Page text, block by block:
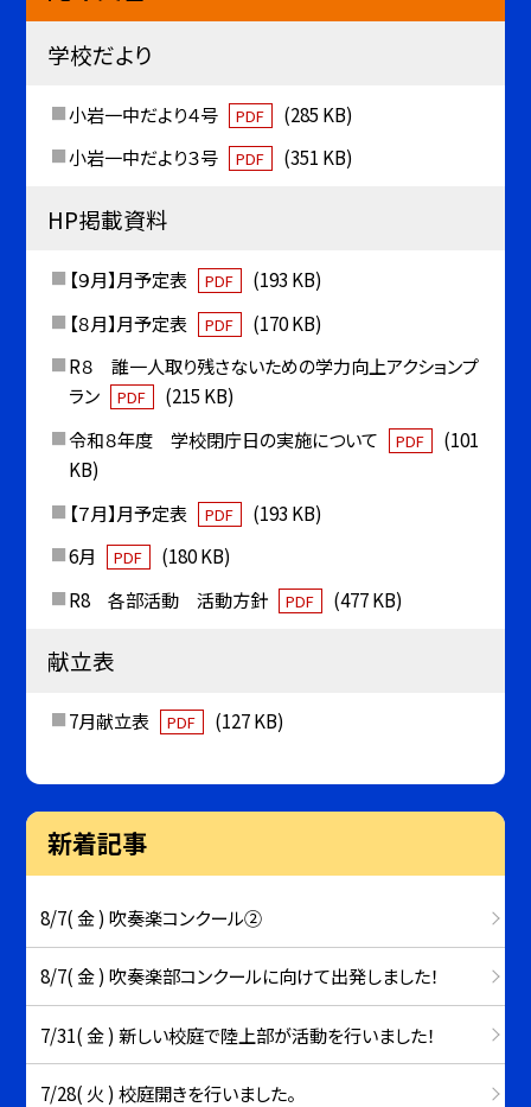
学校だより
小岩一中だより４号 PDF
(285 KB)
小岩一中だより３号
PDF (351 KB)
HP掲載資料
【９月】月予定表 PDF
(193 KB)
【８月】月予定表
PDF
(170 KB)
R８ 誰一人取り残さないための学力向上アクションプ
ラン
PDF
(215 KB)
令和８年度 学校閉庁日の実施について
PDF
(101
KB)
【７月】月予定表
PDF
(193 KB)
6月
PDF
(180 KB)
R8 各部活動 活動方針
PDF (477 KB)
献立表
7月献立表 PDF (127 KB)
新着記事
8/7( 金 ) 吹奏楽コンクール②
8/7( 金 ) 吹奏楽部コンクールに向けて出発しました！
7/31( 金 ) 新しい校庭で陸上部が活動を行いました！
7/28( 火 ) 校庭開きを行いました。